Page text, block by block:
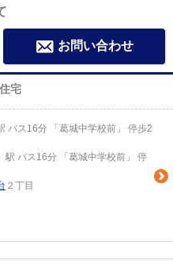
お問い合わせ
宅
バス16分 「葛城中学校前」 停歩2
」駅 バス16分 「葛城中学校前」 停
２丁目